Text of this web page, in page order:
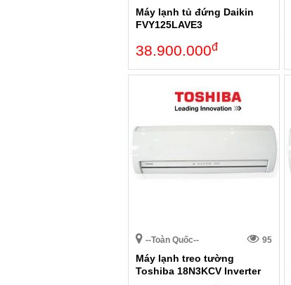
Máy lạnh tủ đứng Daikin
FVY125LAVE3
38.900.000đ
--Toàn Quốc-- 95
Máy lạnh treo tường
Toshiba 18N3KCV Inverter